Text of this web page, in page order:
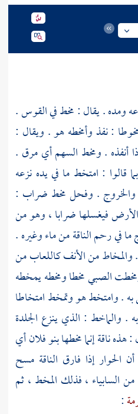
ومده . يقال : مخط في القوس .
: نفذ وأمخطه هو . ويقال :
أنفذه . ومخط السهم أي مرق .
قالوا : امتخط ما في يده نزعه
والخروج . وفحل مخط ضراب :
فيغسلها ضرابا ، وهو من
في رحم الناقة من ماء وغيره .
من الأنف كاللعاب من
الصبي مخطا ومخطه يمخطه
به . وامتخط هو وتمخط امتخاطا
. والماخط : الذي ينزع الجلدة
ناقة إنما مخطها بنو فلان أي
إذا فارق الناقة مسح
السابياء ، فذلك المخط ، ثم
: